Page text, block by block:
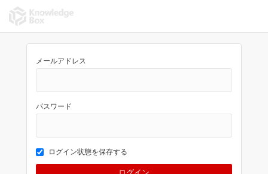
メールアドレス
パスワード
ログイン状態を保存する